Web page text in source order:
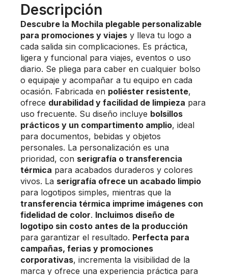
Descripción
Descubre la Mochila plegable personalizable
para promociones y viajes y lleva tu logo a
cada salida sin complicaciones. Es práctica,
ligera y funcional para viajes, eventos o uso
diario. Se pliega para caber en cualquier bolso
o equipaje y acompañar a tu equipo en cada
ocasión. Fabricada en poliéster resistente,
ofrece durabilidad y facilidad de limpieza para
uso frecuente. Su diseño incluye bolsillos
prácticos y un compartimento amplio, ideal
para documentos, bebidas y objetos
personales. La personalización es una
prioridad, con serigrafía o transferencia
térmica para acabados duraderos y colores
vivos. La serigrafía ofrece un acabado limpio
para logotipos simples, mientras que la
transferencia térmica imprime imágenes con
fidelidad de color. Incluimos diseño de
logotipo sin costo antes de la producción
para garantizar el resultado. Perfecta para
campañas, ferias y promociones
corporativas, incrementa la visibilidad de la
marca y ofrece una experiencia práctica para